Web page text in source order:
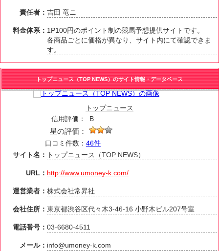
責任者：吉田 竜ニ
料金体系： 1P100円のポイント制の競馬予想提供サイトです。
各商品ごとに価格が異なり、サイト内にて確認できま
す。
トップニュース（TOP NEWS）のサイト情報・データベース
トップニュース
信用評価：
B
星の評価：
口コミ件数： 46件
サイト名：
トップニュース（TOP NEWS）
URL： http://www.umoney-k.com/
運営業者：株式会社常昇社
会社住所：東京都渋谷区代々木3-46-16 小野木ビル207号室
電話番号：03-6680-4511
メール： info@umoney-k.com